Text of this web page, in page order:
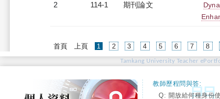
2 114-1 期刊論文
首頁 上頁 1 (current)
2 3 4 5 6 7 8
Tamkang University Teacher
教師歷程問與答:
Q: 開放給何種身份